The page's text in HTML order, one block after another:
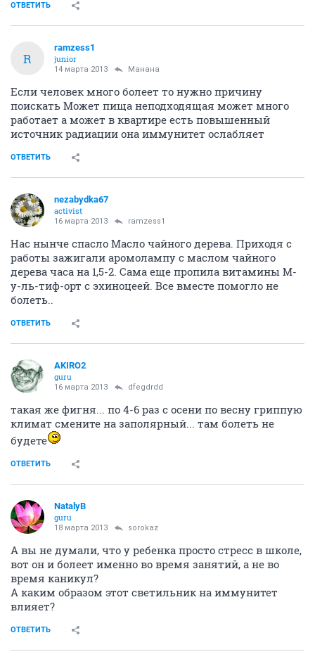
ОТВЕТИТЬ
R
ramzess1
junior
14 марта 2013 Манана
Если человек много болеет то нужно причину
поискать Может пища неподходящая может много
работает а может в квартире есть повышенный
источник радиации она иммунитет ослабляет
ОТВЕТИТЬ
nezabydka67
activist
16 марта 2013 ramzess1
Нас нынче спасло Масло чайного дерева. Приходя с
работы зажигали аромолампу с маслом чайного
дерева часа на 1,5-2. Сама еще пропила витамины М-
у-ль-тиф-орт с эхиноцеей. Все вместе помогло не
болеть..
ОТВЕТИТЬ
AKIRO2
guru
16 марта 2013 dfegdrdd
такая же фигня... по 4-6 раз с осени по весну гриппую
климат смените на заполярный... там болеть не
будете
ОТВЕТИТЬ
NatalyB
guru
18 марта 2013 sorokaz
А вы не думали, что у ребенка просто стресс в школе,
вот он и болеет именно во время занятий, а не во
время каникул?
А каким образом этот светильник на иммунитет
влияет?
ОТВЕТИТЬ